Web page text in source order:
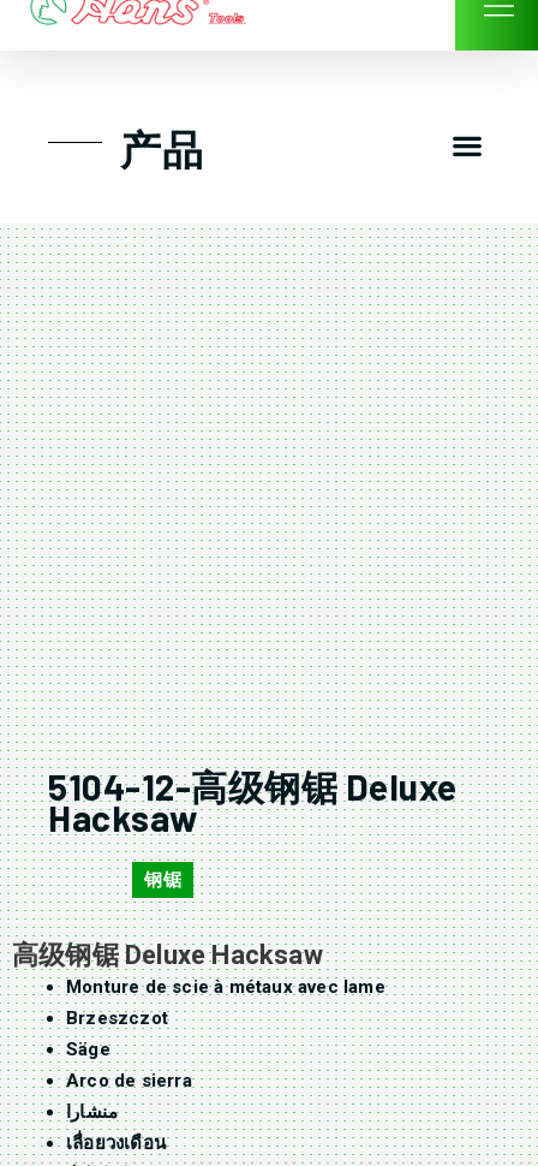
Skip
产品
5104-12-高级钢锯 Deluxe
Hacksaw
5104-12 钢锯
高级钢锯 Deluxe Hacksaw
Monture de scie à métaux avec lame
Brzeszczot
Säge
Arco de sierra
منشارا
เลื่อยวงเดือน